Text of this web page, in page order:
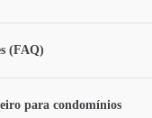
(FAQ)
para condomínios